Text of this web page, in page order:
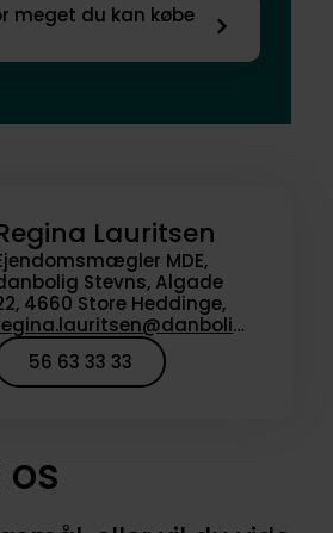
meget du kan købe
Lauritsen
MDE,
Stevns, Algade
4660 Store Heddinge,
regina.lauritsen@danbolig.dk
56 63 33 33